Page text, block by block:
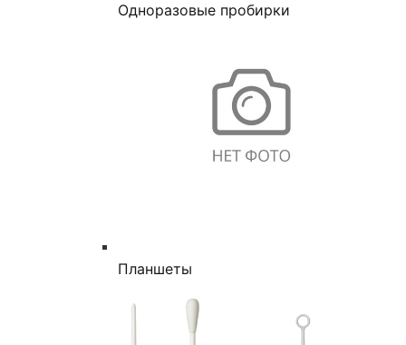
Одноразовые пробирки
Планшеты